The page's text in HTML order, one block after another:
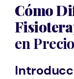
Cómo
en Precio